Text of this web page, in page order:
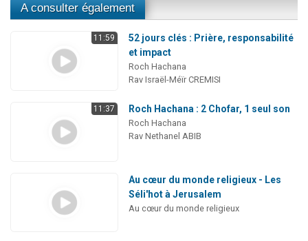
A consulter également
11:59
52 jours clés : Prière, responsabilité
et impact
Roch Hachana
Rav Israël-Méïr CREMISI
11:37 Roch Hachana : 2 Chofar, 1 seul son
Roch Hachana
Rav Nethanel ABIB
Au cœur du monde religieux - Les
Séli'hot à Jerusalem
Au cœur du monde religieux